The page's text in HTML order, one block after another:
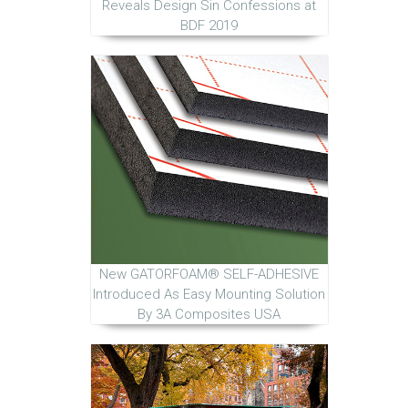
Reveals Design Sin Confessions at
BDF 2019
New GATORFOAM® SELF-ADHESIVE
Introduced As Easy Mounting Solution
By 3A Composites USA